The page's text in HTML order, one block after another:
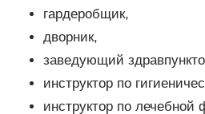
гардеробщик,
дворник,
заведующий
инструктор по
инструктор по лечебной